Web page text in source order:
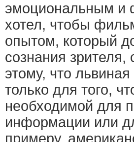
эмоциональным и
хотел, чтобы
опытом, который
сознания
этому, что
только для того,
необходимой для
информации или
примеру,